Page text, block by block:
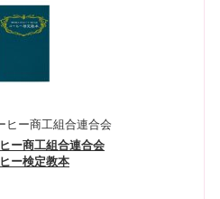
ー商工組合連合会
ー検定教本